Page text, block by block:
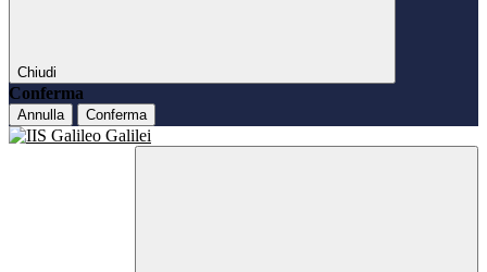
Chiudi
Conferma
Annulla Conferma